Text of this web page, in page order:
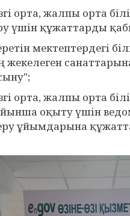
орта, жалпы орта
үшін құжаттарды
мектептердегі
жекелеген
орта, жалпы орта
оқыту үшін
ұйымдарына